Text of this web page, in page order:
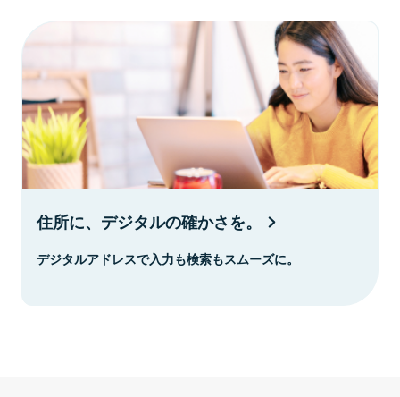
住所に、デジタルの確かさを。
デジタルアドレスで入力も検索もスムーズに。